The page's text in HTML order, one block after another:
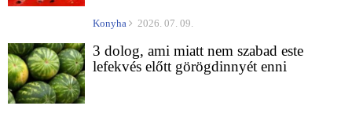
Konyha 2026. 07. 09.
3 dolog, ami miatt nem szabad este
lefekvés előtt görögdinnyét enni